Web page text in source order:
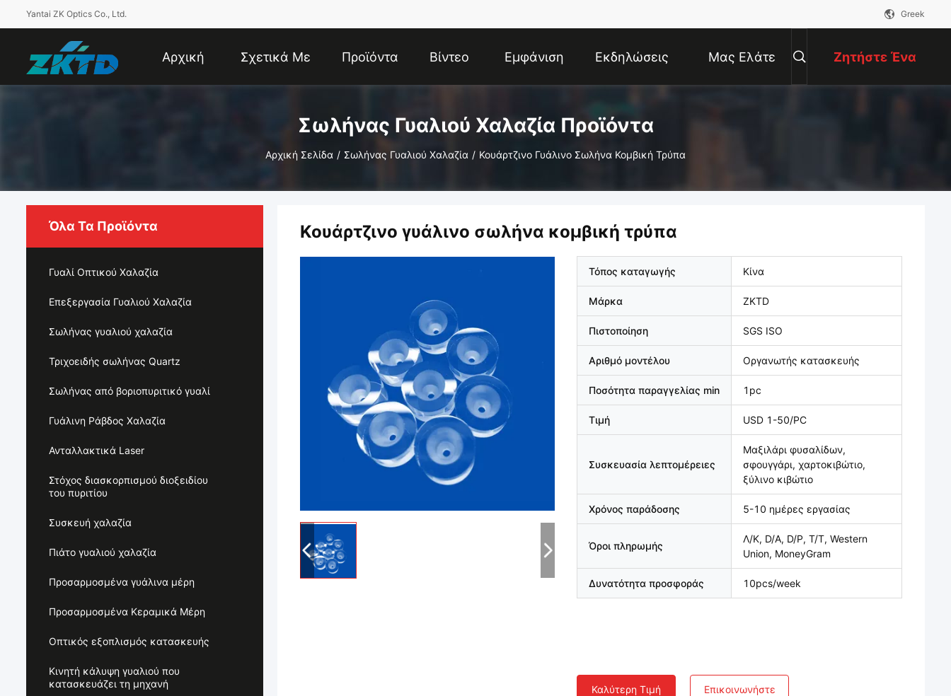
Yantai ZK Optics Co., Ltd. Greek
Αρχική Σχετικά Με Προϊόντα Βίντεο Εμφάνιση Εκδηλώσεις Μας Ελάτε Ζητήστε Ένα
Σωλήνας Γυαλιού Χαλαζία Προϊόντα
Αρχική Σελίδα / Σωλήνας Γυαλιού Χαλαζία / Κουάρτζινο Γυάλινο Σωλήνα Κομβική Τρύπα
Όλα Τα Προϊόντα
Γυαλί Οπτικού Χαλαζία
Επεξεργασία Γυαλιού Χαλαζία
Σωλήνας γυαλιού χαλαζία
Τριχοειδής σωλήνας Quartz
Σωλήνας από βοριοπυριτικό γυαλί
Γυάλινη Ράβδος Χαλαζία
Ανταλλακτικά Laser
Στόχος διασκορπισμού διοξειδίου
του πυριτίου
Συσκευή χαλαζία
Πιάτο γυαλιού χαλαζία
Προσαρμοσμένα γυάλινα μέρη
Προσαρμοσμένα Κεραμικά Μέρη
Οπτικός εξοπλισμός κατασκευής
Κινητή κάλυψη γυαλιού που
κατασκευάζει τη μηχανή
Κουάρτζινο γυάλινο σωλήνα κομβική τρύπα
Τόπος καταγωγής Κίνα
Μάρκα ZKTD
Πιστοποίηση SGS ISO
Αριθμό μοντέλου Οργανωτής κατασκευής
Ποσότητα παραγγελίας min 1pc
Τιμή USD 1-50/PC
Συσκευασία λεπτομέρειες
Μαξιλάρι φυσαλίδων,
σφουγγάρι, χαρτοκιβώτιο,
ξύλινο κιβώτιο
Χρόνος παράδοσης 5-10 ημέρες εργασίας
Όροι πληρωμής
Λ/Κ, D/A, D/P, T/T, Western
Union, MoneyGram
Δυνατότητα προσφοράς 10pcs/week
Καλύτερη Τιμή Επικοινωνήστε